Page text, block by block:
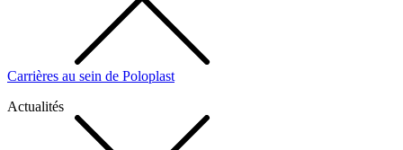
Carrières au sein de Poloplast
Actualités